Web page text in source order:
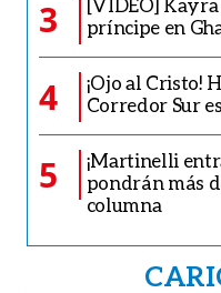
3
[VIDEO]
príncipe en
4
¡Ojo al Cristo!
Corredor Sur
5
¡Martinelli
pondrán más
columna